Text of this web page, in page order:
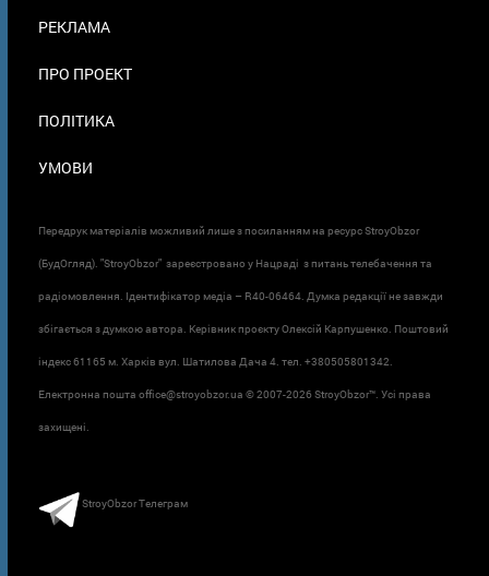
РЕКЛАМА
ПРО ПРОЕКТ
ПОЛІТИКА
УМОВИ
Передрук матеріалів можливий лише з посиланням на ресурс StroyObzor
(БудОгляд). "StroyObzor" зареєстровано у Нацраді з питань телебачення та
радіомовлення. Ідентифікатор медіа – R40-06464. Думка редакції не завжди
збігається з думкою автора. Керівник проєкту Олексій Карпушенко. Поштовий
індекс 61165 м. Харків вул. Шатилова Дача 4. тел. +380505801342.
Електронна пошта office@stroyobzor.ua © 2007-2026 StroyObzor™. Усі права
захищені.
StroyObzor Телеграм